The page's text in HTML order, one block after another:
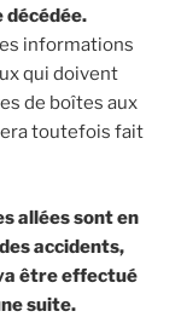
décédée.
informations
qui doivent
de boîtes aux
toutefois fait
allées sont en
accidents,
être effectué
suite.